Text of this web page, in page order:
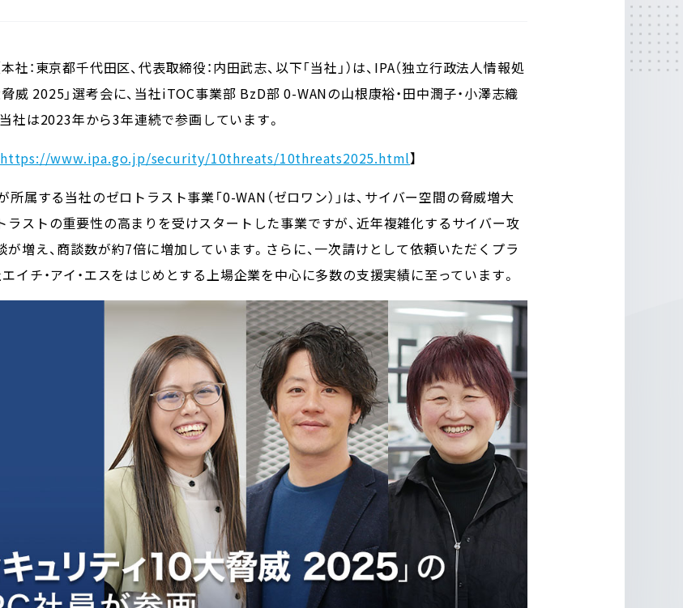
：東京都千代田区、代表取締役：内田武志、以下「当社」）は、IPA（独立行政法人情報処
威 2025」選考会に、当社iTOC事業部 BzD部 0-WANの山根康裕・田中潤子・小澤志織
社は2023年から3年連続で参画しています。
https://www.ipa.go.jp/security/10threats/10threats2025.html】
属する当社のゼロトラスト事業「0-WAN（ゼロワン）」は、サイバー空間の脅威増大
ストの重要性の高まりを受けスタートした事業ですが、近年複雑化するサイバー攻
増え、商談数が約7倍に増加しています。さらに、一次請けとして依頼いただくプラ
イチ・アイ・エスをはじめとする上場企業を中心に多数の支援実績に至っています。